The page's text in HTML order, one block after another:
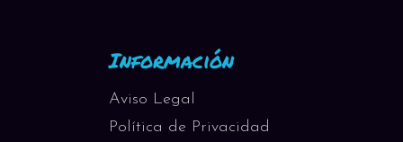
Información
Aviso Legal
Política de Privacidad